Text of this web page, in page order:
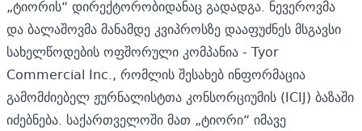
„ტიორის“ დირექტორობიდანაც გადადგა. ნევეროვმა
და ბალაშოვმა მანამდე კვიპროსზე დააფუძნეს მსგავსი
სახელწოდების ოფშორული კომპანია - Tyor
Commercial Inc., რომლის შესახებ ინფორმაცია
გამომძიებელ ჟურნალისტთა კონსორციუმის (ICIJ) ბაზაში
იძებნება. საქართველოში მათ „ტიორი“ იმავე